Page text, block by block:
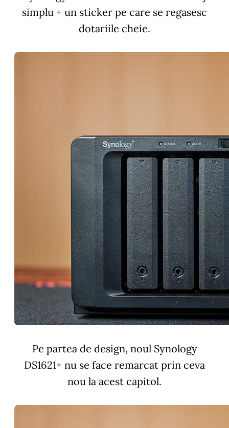
simplu + un sticker pe care se regasesc
dotariile cheie.
Pe partea de design, noul Synology
DS1621+ nu se face remarcat prin ceva
nou la acest capitol.